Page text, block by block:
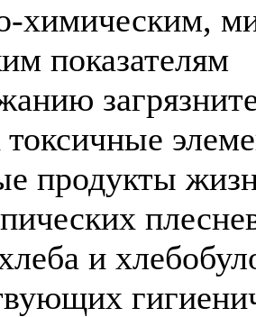
химическим,
показателям
токсичные
продукты
и